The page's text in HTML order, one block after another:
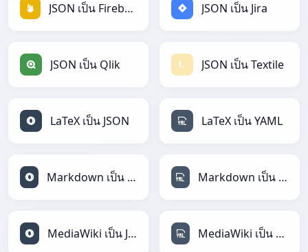
JSON เป็น Firebase JSON เป็น Jira
JSON เป็น Qlik JSON เป็น Textile
LaTeX เป็น JSON LaTeX เป็น YAML
Markdown เป็น JSON Markdown เป็น YAML
MediaWiki เป็น JSON MediaWiki เป็น YAML